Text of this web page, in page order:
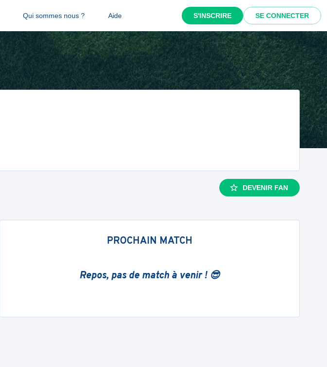
Qui sommes nous ? Aide S'INSCRIRE SE CONNECTER
DEVENIR FAN
PROCHAIN MATCH
Repos, pas de match à venir ! 😎